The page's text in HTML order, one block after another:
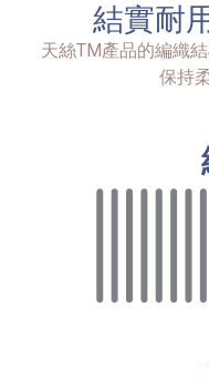
結實耐
天絲TM產品的編織
保持